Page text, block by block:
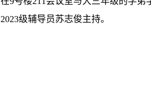
2023级辅导员苏志俊主持。